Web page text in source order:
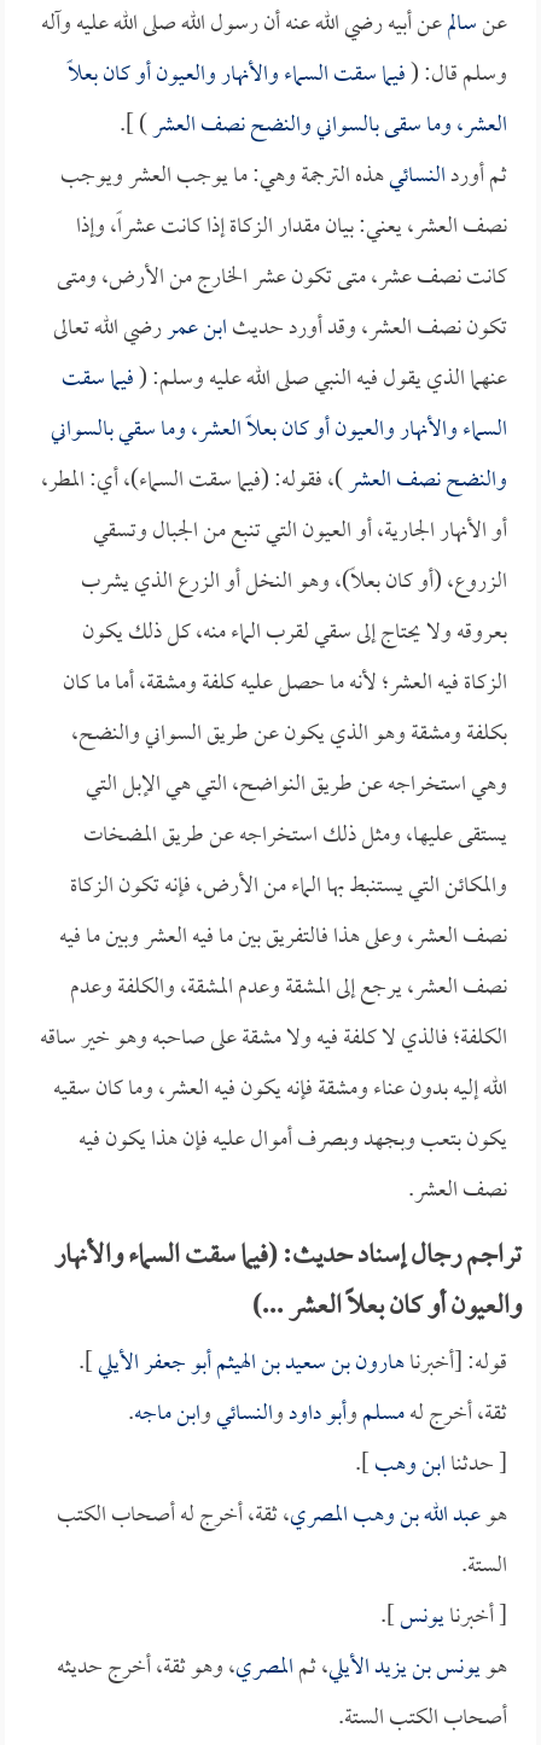
عنسالمعن أبيه رضي الله عنه أن رسول الله صلى الله عليه وآله
وسلم قال: (فيما سقت السماء والأنهار والعيون أو كان بعلاً
العشر، وما سقى بالسواني والنضح نصف العشر) ].
ثم أوردالنسائيهذه الترجمة وهي: ما يوجب العشر ويوجب
نصف العشر، يعني: بيان مقدار الزكاة إذا كانت عشراً، وإذا
كانت نصف عشر، متى تكون عشر الخارج من الأرض، ومتى
تكون نصف العشر، وقد أورد حديثابن عمررضي الله تعالى
عنهما الذي يقول فيه النبي صلى الله عليه وسلم: (فيما سقت
السماء والأنهار والعيون أو كان بعلاً العشر، وما سقي بالسواني
والنضح نصف العشر)، فقوله: (فيما سقت السماء)، أي: المطر،
أو الأنهار الجارية، أو العيون التي تنبع من الجبال وتسقي
الزروع، (أو كان بعلاً)، وهو النخل أو الزرع الذي يشرب
بعروقه ولا يحتاج إلى سقي لقرب الماء منه، كل ذلك يكون
الزكاة فيه العشر؛ لأنه ما حصل عليه كلفة ومشقة، أما ما كان
بكلفة ومشقة وهو الذي يكون عن طريق السواني والنضح،
وهي استخراجه عن طريق النواضح، التي هي الإبل التي
يستقى عليها، ومثل ذلك استخراجه عن طريق المضخات
والمكائن التي يستنبط بها الماء من الأرض، فإنه تكون الزكاة
نصف العشر، وعلى هذا فالتفريق بين ما فيه العشر وبين ما فيه
نصف العشر، يرجع إلى المشقة وعدم المشقة، والكلفة وعدم
الكلفة؛ فالذي لا كلفة فيه ولا مشقة على صاحبه وهو خير ساقه
الله إليه بدون عناء ومشقة فإنه يكون فيه العشر، وما كان سقيه
يكون بتعب وبجهد وبصرف أموال عليه فإن هذا يكون فيه
نصف العشر.
تراجم رجال إسناد حديث: (فيما سقت السماء والأنهار
والعيون أو كان بعلاً العشر ...)
قوله: [أخبرناهارون بن سعيد بن الهيثم أبو جعفر الأيلي].
ثقة، أخرج لهمسلموأبو داودوالنسائيوابن ماجه.
[ حدثناابن وهب].
هوعبد الله بن وهب المصري، ثقة، أخرج له أصحاب الكتب
الستة.
[ أخبرنايونس].
هويونس بن يزيد الأيلي، ثمالمصري، وهو ثقة، أخرج حديثه
أصحاب الكتب الستة.